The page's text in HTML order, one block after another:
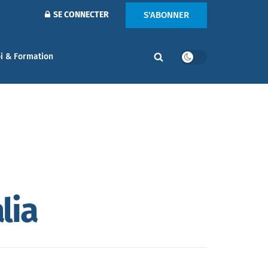
SE CONNECTER S'ABONNER
& Formation